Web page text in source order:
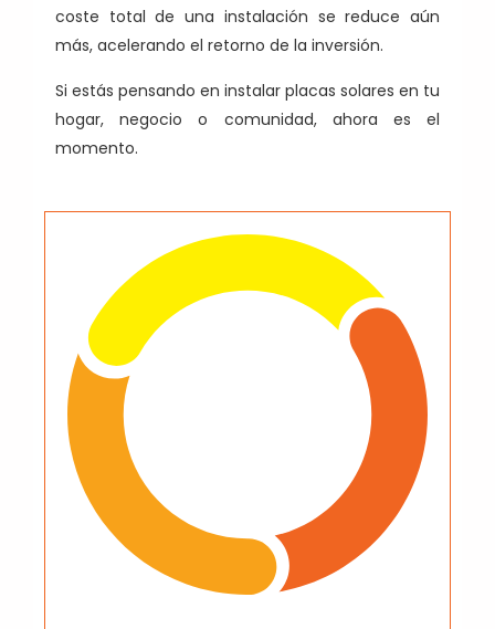
coste total de una instalación se reduce aún
más, acelerando el retorno de la inversión.
Si estás pensando en instalar placas solares en tu
hogar, negocio o comunidad, ahora es el
momento.